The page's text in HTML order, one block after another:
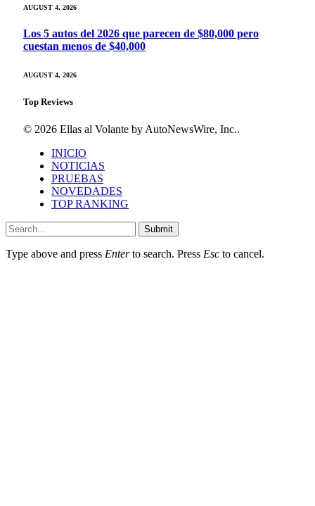
AUGUST 4, 2026
Los 5 autos del 2026 que parecen de $80,000 pero
cuestan menos de $40,000
AUGUST 4, 2026
Top Reviews
© 2026 Ellas al Volante by AutoNewsWire, Inc..
INICIO
NOTICIAS
PRUEBAS
NOVEDADES
TOP RANKING
Submit
Type above and press Enterto search. Press Esc to cancel.